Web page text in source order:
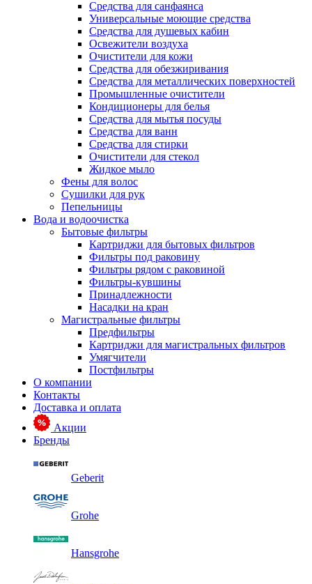
Средства для санфаянса
Универсальные моющие средства
Средства для душевых кабин
Освежители воздуха
Очистители для кожи
Средства для обезжиривания
Средства для металлических поверхностей
Промышленные очистители
Кондиционеры для белья
Средства для мытья посуды
Средства для ванн
Средства для стирки
Очистители для стекол
Жидкое мыло
Фены для волос
Сушилки для рук
Пепельницы
Вода и водоочистка
Бытовые фильтры
Картриджи для бытовых фильтров
Фильтры под раковину
Фильтры рядом с раковиной
Фильтры-кувшины
Принадлежности
Насадки на кран
Магистральные фильтры
Предфильтры
Картриджи для магистральных фильтров
Умягчители
Постфильтры
О компании
Контакты
Доставка и оплата
Акции
Бренды
Geberit
Grohe
Hansgrohe